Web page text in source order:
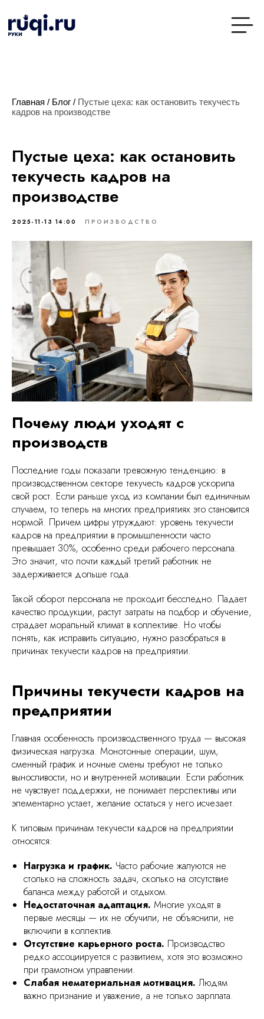
Главная / Блог / Пустые цеха: как остановить текучесть
кадров на производстве
Пустые цеха: как остановить
текучесть кадров на
производстве
2025-11-13 14:00 ПРОИЗВОДСТВО
Почему люди уходят с
производств
Последние годы показали тревожную тенденцию: в
производственном секторе текучесть кадров ускорила
свой рост. Если раньше уход из компании был единичным
случаем, то теперь на многих предприятиях это становится
нормой. Причем цифры утруждают: уровень текучести
кадров на предприятии в промышленности часто
превышает 30%, особенно среди рабочего персонала.
Это значит, что почти каждый третий работник не
задерживается дольше года.
Такой оборот персонала не проходит бесследно. Падает
качество продукции, растут затраты на подбор и обучение,
страдает моральный климат в коллективе. Но чтобы
понять, как исправить ситуацию, нужно разобраться в
причинах текучести кадров на предприятии.
Причины текучести кадров на
предприятии
Главная особенность производственного труда — высокая
физическая нагрузка. Монотонные операции, шум,
сменный график и ночные смены требуют не только
выносливости, но и внутренней мотивации. Если работник
не чувствует поддержки, не понимает перспективы или
элементарно устает, желание остаться у него исчезает.
К типовым причинам текучести кадров на предприятии
относятся:
Нагрузка и график. Часто рабочие жалуются не
столько на сложность задач, сколько на отсутствие
баланса между работой и отдыхом.
Недостаточная адаптация. Многие уходят в
первые месяцы — их не обучили, не объяснили, не
включили в коллектив.
Отсутствие карьерного роста. Производство
редко ассоциируется с развитием, хотя это возможно
при грамотном управлении.
Слабая нематериальная мотивация. Людям
важно признание и уважение, а не только зарплата.